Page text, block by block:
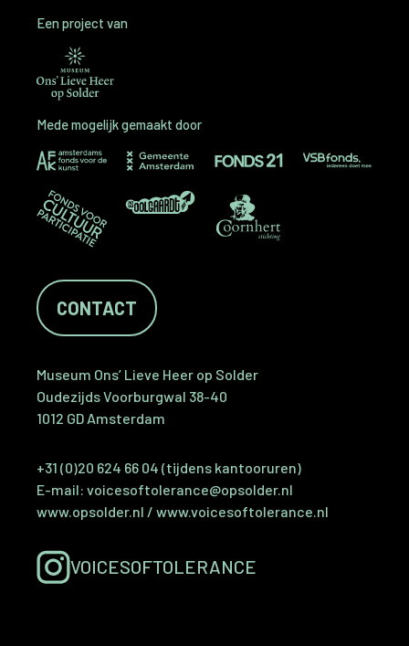
Een project van
Mede mogelijk gemaakt door
CONTACT
Museum Ons’ Lieve Heer op Solder
Oudezijds Voorburgwal 38-40
1012 GD Amsterdam
+31 (0)20 624 66 04 (tijdens kantooruren)
E-mail: voicesoftolerance@opsolder.nl
www.opsolder.nl / www.voicesoftolerance.nl
VOICESOFTOLERANCE